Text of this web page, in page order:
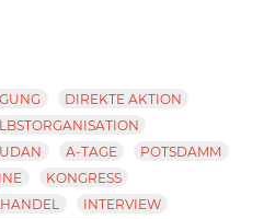
DIREKTE AKTION
A-TAGE
POTSDAMM
KONGRESS
INTERVIEW